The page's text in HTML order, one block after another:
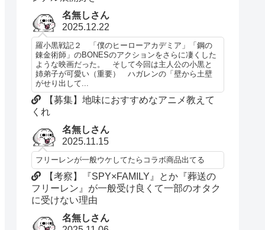
名無しさん
2025.12.22
羅小黒戦記２ 「僕のヒーローアカデミア」「鋼の
錬金術師」のBONESのアクションをさらに凄くした
ような映画だった。 そして今回は主人公の小黒と
姉弟子が可愛い（重要） ハガレンの「壁から土壁
がせり出して...
【募集】地味におすすめなアニメ教えて
くれ
名無しさん
2025.11.15
フリーレンが一般ウケしてたらコラボ商品出てる
【考察】『SPY×FAMILY』とか『葬送の
フリーレン』が一般受け良くて一部のオタク
に受けない理由
名無しさん